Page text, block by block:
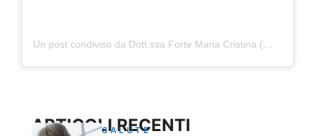
Un post condiviso da Dott.ssa Forte Maria Cristina (@psicologia.in.rete)
ARTICOLI RECENTI
SALUTE